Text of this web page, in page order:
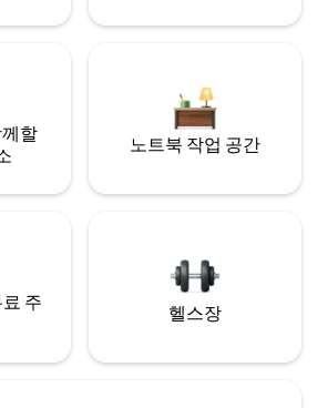
할
노트북 작업 공간
주
헬스장